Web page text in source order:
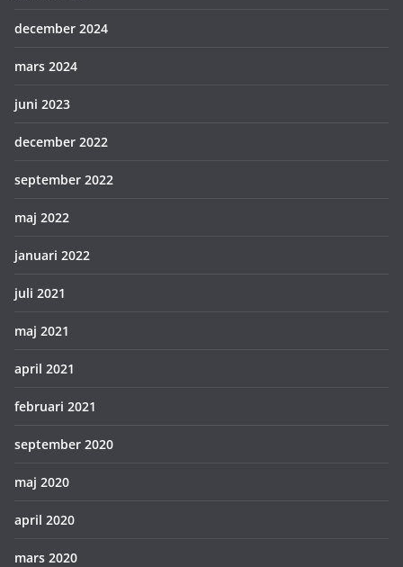
december 2024
mars 2024
juni 2023
december 2022
september 2022
maj 2022
januari 2022
juli 2021
maj 2021
april 2021
februari 2021
september 2020
maj 2020
april 2020
mars 2020